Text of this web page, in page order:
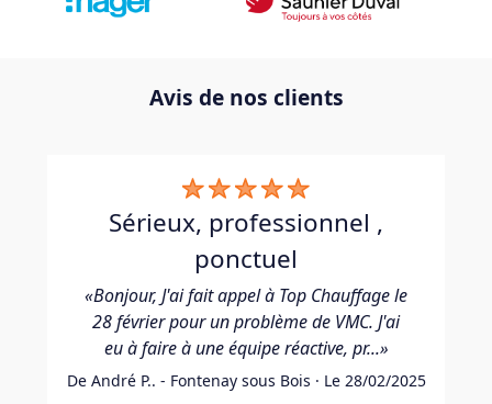
Avis de nos clients
sérieux, professionnel ,
ponctuel
«Bonjour, J'ai fait appel à Top Chauffage le
28 février pour un problème de VMC. J'ai
eu à faire à une équipe réactive, pr...»
De André P.. - Fontenay sous Bois · Le 28/02/2025